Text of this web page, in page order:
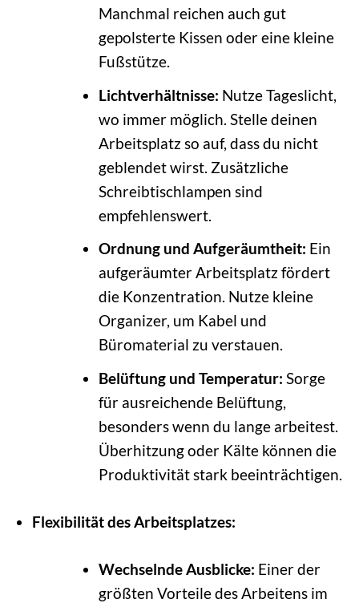
Manchmal reichen auch gut
gepolsterte Kissen oder eine kleine
Fußstütze.
Lichtverhältnisse: Nutze Tageslicht,
wo immer möglich. Stelle deinen
Arbeitsplatz so auf, dass du nicht
geblendet wirst. Zusätzliche
Schreibtischlampen sind
empfehlenswert.
Ordnung und Aufgeräumtheit: Ein
aufgeräumter Arbeitsplatz fördert
die Konzentration. Nutze kleine
Organizer, um Kabel und
Büromaterial zu verstauen.
Belüftung und Temperatur: Sorge
für ausreichende Belüftung,
besonders wenn du lange arbeitest.
Überhitzung oder Kälte können die
Produktivität stark beeinträchtigen.
Flexibilität des Arbeitsplatzes:
Wechselnde Ausblicke: Einer der
größten Vorteile des Arbeitens im